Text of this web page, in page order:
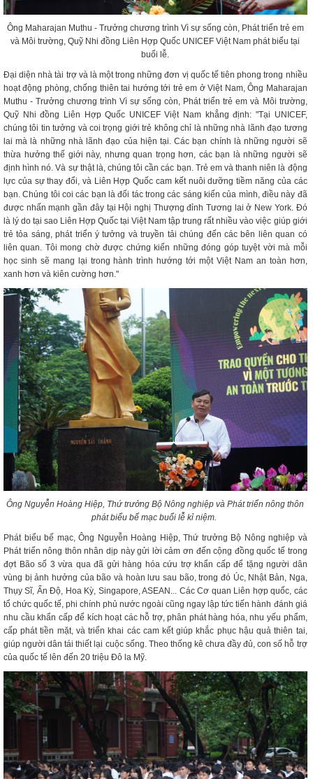
Ông Maharajan Muthu - Trưởng chương trình Vì sự sống còn, Phát triển trẻ em
và Môi trường, Quỹ Nhi đồng Liên Hợp Quốc UNICEF Việt Nam phát biểu tại
buổi lễ.
Đại diện nhà tài trợ và là một trong những đơn vị quốc tế tiên phong trong nhiều
hoạt động phòng, chống thiên tai hướng tới trẻ em ở Việt Nam, Ông Maharajan
Muthu - Trưởng chương trình Vì sự sống còn, Phát triển trẻ em và Môi trường,
Quỹ Nhi đồng Liên Hợp Quốc UNICEF Việt Nam khẳng định: "Tại UNICEF,
chúng tôi tin tưởng và coi trọng giới trẻ không chỉ là những nhà lãnh đạo tương
lai mà là những nhà lãnh đạo của hiện tại. Các bạn chính là những người sẽ
thừa hưởng thế giới này, nhưng quan trọng hơn, các bạn là những người sẽ
định hình nó. Và sự thật là, chúng tôi cần các bạn. Trẻ em và thanh niên là động
lực của sự thay đổi, và Liên Hợp Quốc cam kết nuôi dưỡng tiềm năng của các
bạn. Chúng tôi coi các bạn là đối tác trong các sáng kiến của mình, điều này đã
được nhấn mạnh gần đây tại Hội nghị Thượng đỉnh Tương lai ở New York. Đó
là lý do tại sao Liên Hợp Quốc tại Việt Nam tập trung rất nhiều vào việc giúp giới
trẻ tỏa sáng, phát triển ý tưởng và truyền tải chúng đến các bên liên quan có
liên quan. Tôi mong chờ được chứng kiến những đóng góp tuyệt vời mà mỗi
học sinh sẽ mang lại trong hành trình hướng tới một Việt Nam an toàn hơn,
xanh hơn và kiên cường hơn."
Ông Nguyễn Hoàng Hiệp, Thứ trưởng Bộ Nông nghiệp và Phát triển nông thôn
phát biểu bế mạc buổi lễ kỉ niệm.
Phát biểu bế mạc, Ông Nguyễn Hoàng Hiệp, Thứ trưởng Bộ Nông nghiệp và
Phát triển nông thôn nhân dịp này gửi lời cảm ơn đến cộng đồng quốc tế trong
đợt Bão số 3 vừa qua đã gửi hàng hóa cứu trợ khẩn cấp để tặng người dân
vùng bị ảnh hưởng của bão và hoàn lưu sau bão, trong đó Úc, Nhật Bản, Nga,
Thụy Sĩ, Ấn Độ, Hoa Kỳ, Singapore, ASEAN... Các Cơ quan Liên hợp quốc, các
tổ chức quốc tế, phi chính phủ nước ngoài cũng ngay lập tức tiến hành đánh giá
nhu cầu khẩn cấp để kích hoạt các hỗ trợ, phân phát hàng hóa, nhu yếu phẩm,
cấp phát tiền mặt, và triển khai các cam kết giúp khắc phục hậu quả thiên tai,
giúp người dân tái thiết lại cuộc sống. Theo thống kê chưa đầy đủ, con số hỗ trợ
của quốc tế lên đến 20 triệu Đô la Mỹ.